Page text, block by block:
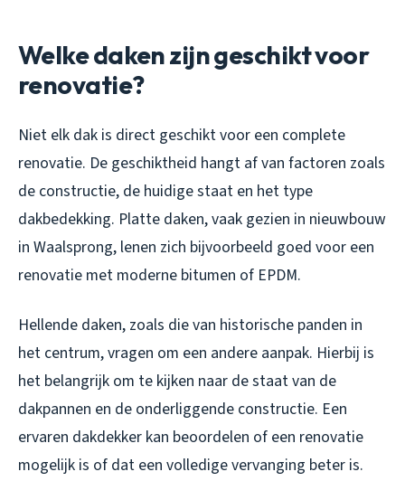
Welke daken zijn geschikt voor
renovatie?
Niet elk dak is direct geschikt voor een complete
renovatie. De geschiktheid hangt af van factoren zoals
de constructie, de huidige staat en het type
dakbedekking. Platte daken, vaak gezien in nieuwbouw
in Waalsprong, lenen zich bijvoorbeeld goed voor een
renovatie met moderne bitumen of EPDM.
Hellende daken, zoals die van historische panden in
het centrum, vragen om een andere aanpak. Hierbij is
het belangrijk om te kijken naar de staat van de
dakpannen en de onderliggende constructie. Een
ervaren dakdekker kan beoordelen of een renovatie
mogelijk is of dat een volledige vervanging beter is.